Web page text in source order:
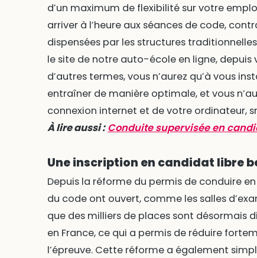
d’un maximum de flexibilité sur votre
arriver à l’heure aux séances de code,
dispensées par les structures
le site de notre auto-école en ligne, depuis
d’autres termes, vous n’aurez qu’à vous
entraîner de manière optimale, et vous
connexion internet et de votre ordinateur,
À lire aussi : Conduite supervisée en
Une inscription en candidat libre
Depuis la réforme du permis de conduire
du code ont ouvert, comme les salles
que des milliers de places sont désormais
en France, ce qui a permis de réduire
l’épreuve. Cette réforme a également